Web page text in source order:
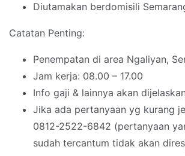
Diutamakan berdomisili
Catatan Penting:
Penempatan di area Ngaliyan,
Jam kerja: 08.00 – 17.00
Info gaji & lainnya akan
Jika ada pertanyaan yg kurang
0812-2522-6842 (pertanyaan
sudah tercantum tidak akan